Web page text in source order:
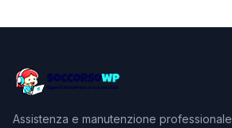
Assistenza e manutenzione